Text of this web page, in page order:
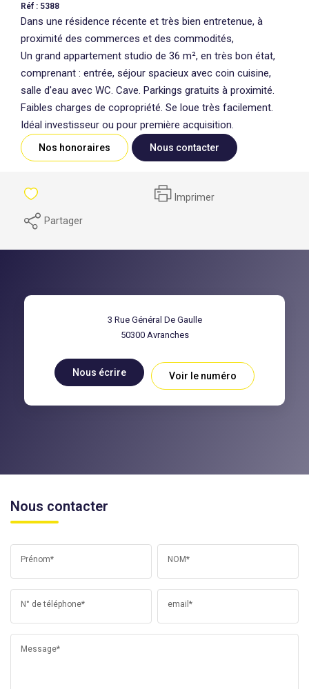
Réf : 5388
Dans une résidence récente et très bien entretenue, à
proximité des commerces et des commodités,
Un grand appartement studio de 36 m², en très bon état,
comprenant : entrée, séjour spacieux avec coin cuisine,
salle d'eau avec WC. Cave. Parkings gratuits à proximité.
Faibles charges de copropriété. Se loue très facilement.
Idéal investisseur ou pour première acquisition.
Nos honoraires Nous contacter
Imprimer
Partager
3 Rue Général De Gaulle
50300 Avranches
Nous écrire Voir le numéro
Nous contacter
Prénom* NOM*
N° de téléphone* email*
Message*